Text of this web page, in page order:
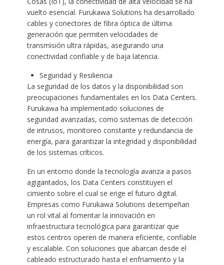
vuelto esencial. Furukawa Solutions ha desarrollado
cables y conectores de fibra óptica de última
generación que permiten velocidades de
transmisión ultra rápidas, asegurando una
conectividad confiable y de baja latencia.
Seguridad y Resiliencia
La seguridad de los datos y la disponibilidad son
preocupaciones fundamentales en los Data Centers.
Furukawa ha implementado soluciones de
seguridad avanzadas, como sistemas de detección
de intrusos, monitoreo constante y redundancia de
energía, para garantizar la integridad y disponibilidad
de los sistemas críticos.
En un entorno donde la tecnología avanza a pasos
agigantados, los Data Centers constituyen el
cimiento sobre el cual se erige el futuro digital.
Empresas como Furukawa Solutions desempeñan
un rol vital al fomentar la innovación en
infraestructura tecnológica para garantizar que
estos centros operen de manera eficiente, confiable
y escalable. Con soluciones que abarcan desde el
cableado estructurado hasta el enfriamiento y la